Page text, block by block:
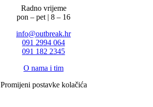
Radno vrijeme
pon – pet | 8 – 16
info@outbreak.hr
‪091 2994 064
091 182 2345
O nama i tim
Promijeni postavke kolačića